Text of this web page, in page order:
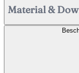
Material &